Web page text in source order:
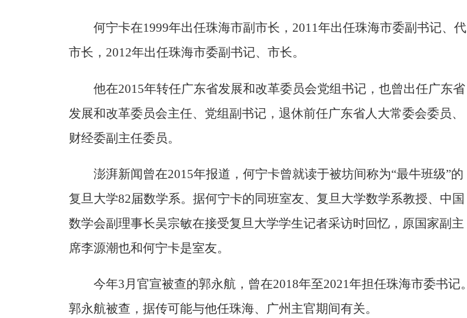
何宁卡在1999年出任珠海市副市长，2011年出任珠海市委副书记、代
市长，2012年出任珠海市委副书记、市长。
他在2015年转任广东省发展和改革委员会党组书记，也曾出任广东省
发展和改革委员会主任、党组副书记，退休前任广东省人大常委会委员、
财经委副主任委员。
澎湃新闻曾在2015年报道，何宁卡曾就读于被坊间称为“最牛班级”的
复旦大学82届数学系。据何宁卡的同班室友、复旦大学数学系教授、中国
数学会副理事长吴宗敏在接受复旦大学学生记者采访时回忆，原国家副主
席李源潮也和何宁卡是室友。
今年3月官宣被查的郭永航，曾在2018年至2021年担任珠海市委书记。
郭永航被查，据传可能与他任珠海、广州主官期间有关。